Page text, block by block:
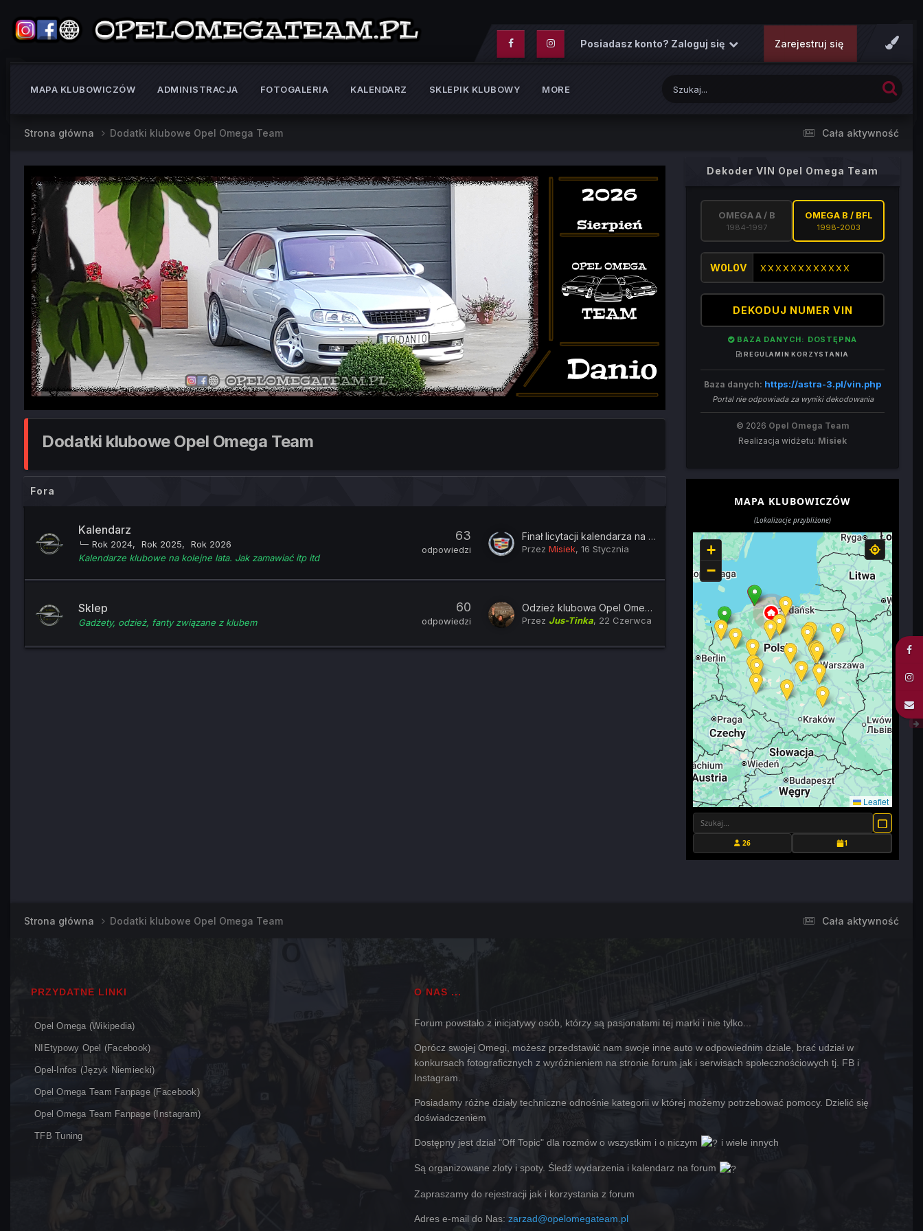
Posiadasz konto? Zaloguj się Zarejestruj się
MAPA KLUBOWICZÓW ADMINISTRACJA FOTOGALERIA KALENDARZ SKLEPIK KLUBOWY MORE
Cała aktywność
Strona główna Dodatki klubowe Opel Omega Team
Dodatki klubowe Opel Omega Team
Fora
Kalendarz
Rok 2024 Rok 2025
Rok 2026
Kalendarze klubowe na kolejne lata. Jak zamawiać itp itd
63
odpowiedzi
Finał licytacji kalendarza na 2026 rok
Przez Misiek, 16 Stycznia
Sklep
Gadżety, odzież, fanty związane z klubem
60
odpowiedzi
Odzież klubowa Opel Omega Team
Przez Jus-Tinka, 22 Czerwca
Dekoder VIN Opel Omega Team
OMEGA A / B
1984-1997
OMEGA B / BFL
1998-2003
W0L0V
DEKODUJ NUMER VIN
BAZA DANYCH: DOSTĘPNA
REGULAMIN KORZYSTANIA
Baza danych: https://astra-3.pl/vin.php
Portal nie odpowiada za wyniki dekodowania
© 2026 Opel Omega Team
Realizacja widżetu: Misiek
MAPA KLUBOWICZÓW
(Lokalizacje przybliżone)
+
−
Leaflet
26 1
Cała aktywność
Strona główna Dodatki klubowe Opel Omega Team
PRZYDATNE LINKI
Opel Omega (Wikipedia)
NIEtypowy Opel (Facebook)
Opel-Infos (język Niemiecki)
Opel Omega Team Fanpage (Facebook)
Opel Omega Team Fanpage (Instagram)
TFB Tuning
O NAS ...
Forum powstało z inicjatywy osób, którzy są pasjonatami tej marki i nie tylko...
Oprócz swojej Omegi, możesz przedstawić nam swoje inne auto w odpowiednim dziale, brać udział w
konkursach fotograficznych z wyróżnieniem na stronie forum jak i serwisach społecznościowych tj. FB i
Instagram.
Posiadamy różne działy techniczne odnośnie kategorii w której możemy potrzebować pomocy. Dzielić się
doświadczeniem
Dostępny jest dział "Off Topic" dla rozmów o wszystkim i o niczym i wiele innych
Są organizowane zloty i spoty. Śledź wydarzenia i kalendarz na forum
Zapraszamy do rejestracji jak i korzystania z forum
Adres e-mail do Nas: zarzad@opelomegateam.pl